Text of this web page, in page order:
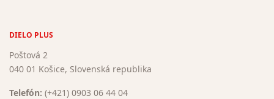
DIELO PLUS
Poštová 2
040 01 Košice, Slovenská republika
Telefón: (+421) 0903 06 44 04